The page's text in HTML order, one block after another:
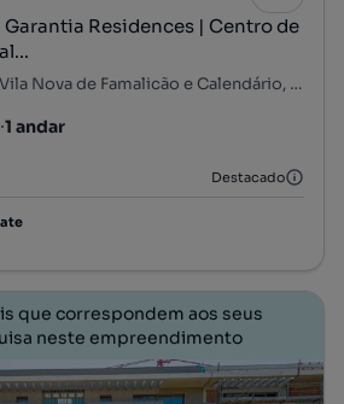
Residences | Centro de
Rua Santo António, Vila Nova de Famalicão e Calendário, Vila Nova de Famalicão, Braga
1 andar
Destacado
que correspondem aos seus
neste empreendimento